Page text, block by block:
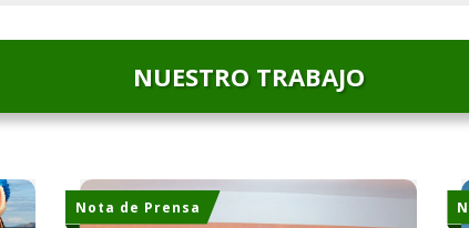
NUESTRO TRABAJO
Nota de Prensa